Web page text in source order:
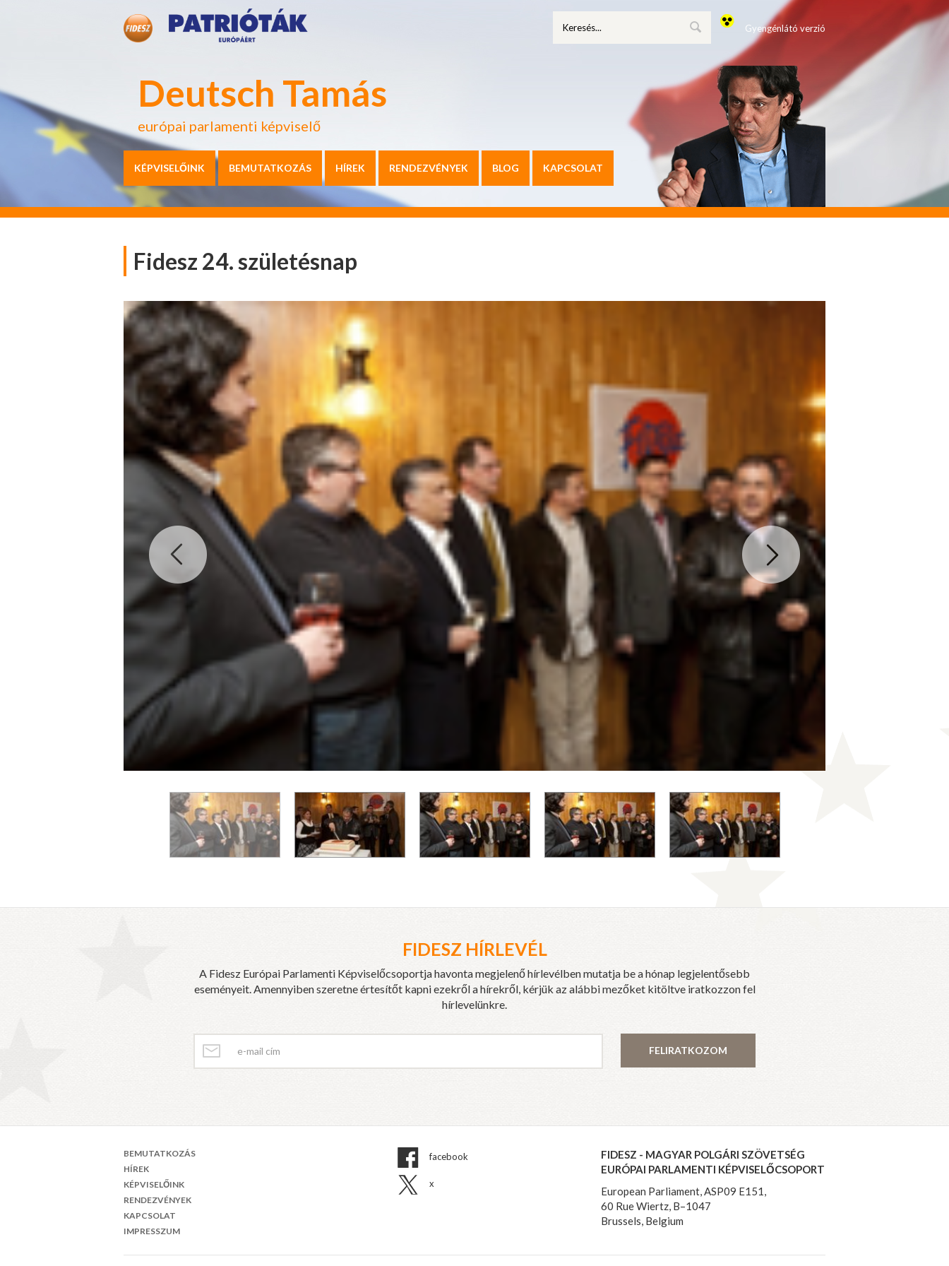
Deutsch Tamás
európai parlamenti képviselő
Gyengénlátó verzió
KÉPVISELŐINK BEMUTATKOZÁS HÍREK RENDEZVÉNYEK BLOG KAPCSOLAT
Fidesz 24. születésnap
FIDESZ HÍRLEVÉL
A Fidesz Európai Parlamenti Képviselőcsoportja havonta megjelenő hírlevélben mutatja be a hónap legjelentősebb
eseményeit. Amennyiben szeretne értesítőt kapni ezekről a hírekről, kérjük az alábbi mezőket kitöltve iratkozzon fel
hírlevelünkre.
FELIRATKOZOM
BEMUTATKOZÁS
HÍREK
KÉPVISELŐINK
RENDEZVÉNYEK
KAPCSOLAT
IMPRESSZUM
facebook
x
FIDESZ - MAGYAR POLGÁRI SZÖVETSÉG
EURÓPAI PARLAMENTI KÉPVISELŐCSOPORT
European Parliament, ASP09 E151,
60 Rue Wiertz, B–1047
Brussels, Belgium